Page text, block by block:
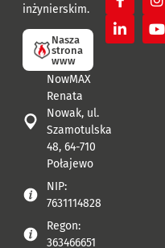
inżynierskim.
Nasza
strona
www
NowMAX
Renata
Nowak, ul.
Szamotulska
48, 64-710
Połajewo
NIP:
7631114828
Regon:
363466651